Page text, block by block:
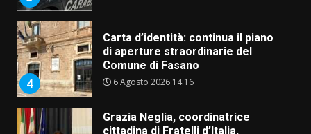
4
5
Grazia Neglia, coordinatrice
cittadina di Fratelli d’Italia,
pronta a tornare in Consiglio
6 Agosto 2026 08:00